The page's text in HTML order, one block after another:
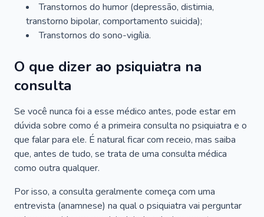
Transtornos do humor (depressão, distimia,
transtorno bipolar, comportamento suicida);
Transtornos do sono-vigília.
O que dizer ao psiquiatra na
consulta
Se você nunca foi a esse médico antes, pode estar em
dúvida sobre como é a primeira consulta no psiquiatra e o
que falar para ele. É natural ficar com receio, mas saiba
que, antes de tudo, se trata de uma consulta médica
como outra qualquer.
Por isso, a consulta geralmente começa com uma
entrevista (anamnese) na qual o psiquiatra vai perguntar